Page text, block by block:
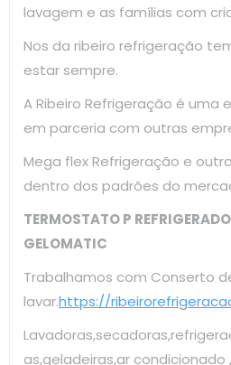
lavagem e as famílias com
Nos da ribeiro refrigeração
estar sempre.
A Ribeiro Refrigeração é uma
em parceria com outras
Mega flex Refrigeração e
dentro dos padrões do
TERMOSTATO P
GELOMATIC
Trabalhamos com Conserto
lavar.https://
as,geladeiras,ar